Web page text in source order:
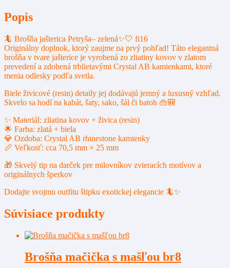
Popis
🦎 Brošňa jašterica Petryša– zelená✨🤍 fi16
Originálny doplnok, ktorý zaujme na prvý pohľad! Táto elegantná
brošňa v tvare jašterice je vyrobená zo zliatiny kovov v zlatom
prevedení a zdobená trblietavými Crystal AB kamienkami, ktoré
menia odlesky podľa svetla.
Biele živicové (resin) detaily jej dodávajú jemný a luxusný vzhľad.
Skvelo sa hodí na kabát, šaty, sako, šál či batoh 👜🎒
✨ Materiál: zliatina kovov + živica (resin)
🌟 Farba: zlatá + biela
💎 Ozdoba: Crystal AB rhinestone kamienky
📏 Veľkosť: cca 70,5 mm × 25 mm
🎁 Skvelý tip na darček pre milovníkov zvieracích motívov a
originálnych šperkov
Dodajte svojmu outfitu štipku exotickej elegancie 🦎✨
Súvisiace produkty
Brošňa mačička s mašľou br8